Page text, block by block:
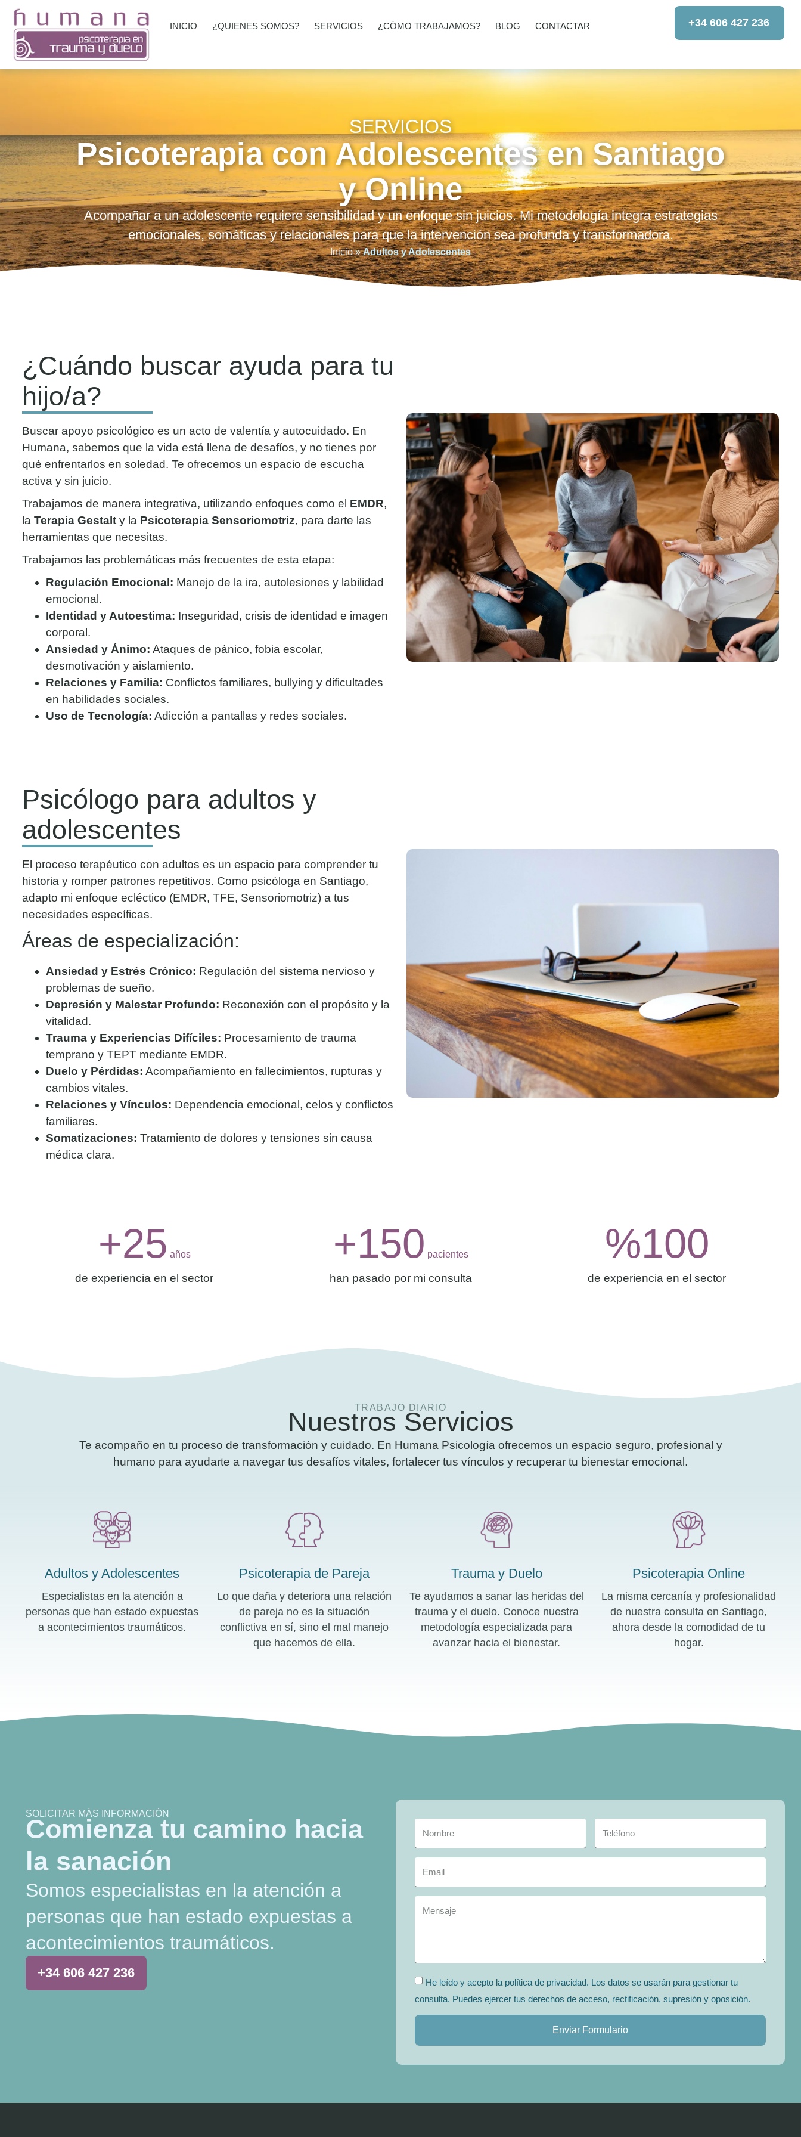
INICIO ¿QUIENES SOMOS? SERVICIOS ¿CÓMO TRABAJAMOS? BLOG CONTACTAR +34 606 427 236
SERVICIOS
Psicoterapia con Adolescentes en Santiago
y Online
Acompañar a un adolescente requiere sensibilidad y un enfoque sin juicios. Mi metodología integra estrategias
emocionales, somáticas y relacionales para que la intervención sea profunda y transformadora.
Inicio»Adultos y Adolescentes
¿Cuándo buscar ayuda para tu
hijo/a?
Buscar apoyo psicológico es un acto de valentía y autocuidado. En
Humana, sabemos que la vida está llena de desafíos, y no tienes por
qué enfrentarlos en soledad. Te ofrecemos un espacio de escucha
activa y sin juicio.
Trabajamos de manera integrativa, utilizando enfoques como el EMDR,
la Terapia Gestalt y la Psicoterapia Sensoriomotriz, para darte las
herramientas que necesitas.
Trabajamos las problemáticas más frecuentes de esta etapa:
Regulación Emocional: Manejo de la ira, autolesiones y labilidad
emocional.
Identidad y Autoestima: Inseguridad, crisis de identidad e imagen
corporal.
Ansiedad y Ánimo: Ataques de pánico, fobia escolar,
desmotivación y aislamiento.
Relaciones y Familia: Conflictos familiares, bullying y dificultades
en habilidades sociales.
Uso de Tecnología: Adicción a pantallas y redes sociales.
Psicólogo para adultos y
adolescentes
El proceso terapéutico con adultos es un espacio para comprender tu
historia y romper patrones repetitivos. Como psicóloga en Santiago,
adapto mi enfoque ecléctico (EMDR, TFE, Sensoriomotriz) a tus
necesidades específicas.
Áreas de especialización:
Ansiedad y Estrés Crónico: Regulación del sistema nervioso y
problemas de sueño.
Depresión y Malestar Profundo: Reconexión con el propósito y la
vitalidad.
Trauma y Experiencias Difíciles: Procesamiento de trauma
temprano y TEPT mediante EMDR.
Duelo y Pérdidas: Acompañamiento en fallecimientos, rupturas y
cambios vitales.
Relaciones y Vínculos: Dependencia emocional, celos y conflictos
familiares.
Somatizaciones: Tratamiento de dolores y tensiones sin causa
médica clara.
de experiencia en el sector
+25 años
han pasado por mi consulta
+150 pacientes
de experiencia en el sector
%100
TRABAJO DIARIO
Nuestros Servicios
Te acompaño en tu proceso de transformación y cuidado. En Humana Psicología ofrecemos un espacio seguro, profesional y
humano para ayudarte a navegar tus desafíos vitales, fortalecer tus vínculos y recuperar tu bienestar emocional.
Adultos y Adolescentes
Especialistas en la atención a
personas que han estado expuestas
a acontecimientos traumáticos.
Psicoterapia de Pareja
Lo que daña y deteriora una relación
de pareja no es la situación
conflictiva en sí, sino el mal manejo
que hacemos de ella.
Trauma y Duelo
Te ayudamos a sanar las heridas del
trauma y el duelo. Conoce nuestra
metodología especializada para
avanzar hacia el bienestar.
Psicoterapia Online
La misma cercanía y profesionalidad
de nuestra consulta en Santiago,
ahora desde la comodidad de tu
hogar.
SOLICITAR MÁS INFORMACIÓN
Comienza tu camino hacia
la sanación
Somos especialistas en la atención a
personas que han estado expuestas a
acontecimientos traumáticos.
+34 606 427 236
He leído y acepto la política de privacidad. Los datos se usarán para gestionar tu
consulta. Puedes ejercer tus derechos de acceso, rectificación, supresión y oposición.
Enviar Formulario